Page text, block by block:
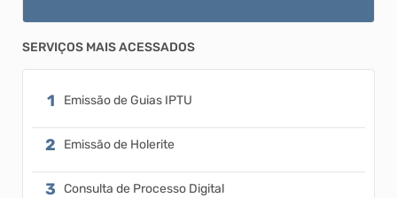
SERVIÇOS MAIS ACESSADOS
Emissão de Guias IPTU
Emissão de Holerite
Consulta de Processo Digital